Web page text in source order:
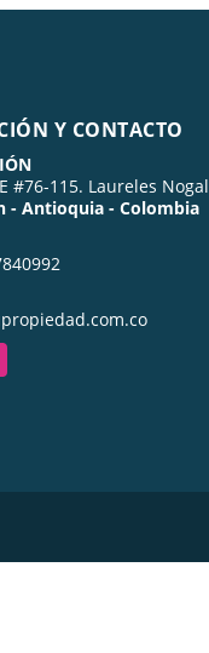
Y CONTACTO
#76-115. Laureles Nogal
- Antioquia - Colombia